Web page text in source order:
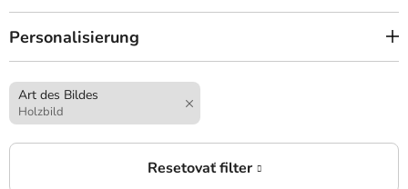
Personalisierung
Art des Bildes
Holzbild